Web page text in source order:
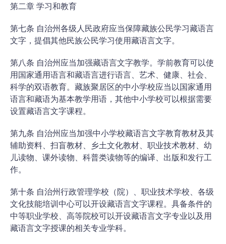
第二章 学习和教育
第七条 自治州各级人民政府应当保障藏族公民学习藏语言
文字，提倡其他民族公民学习使用藏语言文字。
第八条 自治州应当加强藏语言文字教学。学前教育可以使
用国家通用语言和藏语言进行语言、艺术、健康、社会、
科学的双语教育。藏族聚居区的中小学校应当以国家通用
语言和藏语为基本教学用语，其他中小学校可以根据需要
设置藏语言文字课程。
第九条 自治州应当加强中小学校藏语言文字教育教材及其
辅助资料、扫盲教材、乡土文化教材、职业技术教材、幼
儿读物、课外读物、科普类读物等的编译、出版和发行工
作。
第十条 自治州行政管理学校（院）、职业技术学校、各级
文化技能培训中心可以开设藏语言文字课程。具备条件的
中等职业学校、高等院校可以开设藏语言文字专业以及用
藏语言文字授课的相关专业学科。